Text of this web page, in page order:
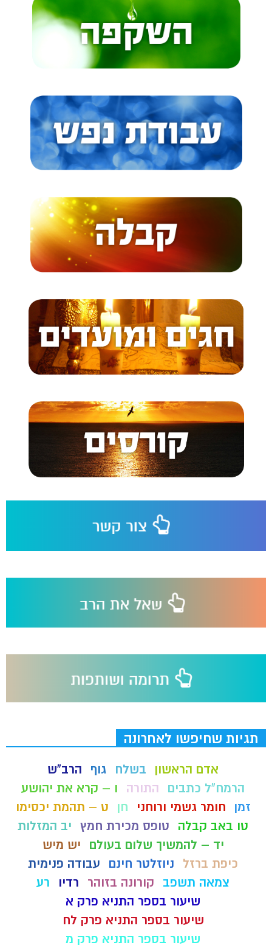
תגיות שחיפשו לאחרונה
אדם הראשון בשלח גוף
הרב"ש
הרמח"ל כתבים
התורה
ו – קרא את יהושע
זמן
חומר גשמי ורוחני חן
ט – תהמת יכסימו
טו באב קבלה
טופס מכירת חמץ יב המזלות
יד – להמשיך שלום בעולם
יש מיש
כיפת ברזל
ניוזלטר חינם
עבודה פנימית
צמאה תשפב
קורונה בזוהר רדיו
רע
שיעור בספר התניא פרק א
שיעור בספר התניא פרק לח
שיעור בספר התניא פרק מ